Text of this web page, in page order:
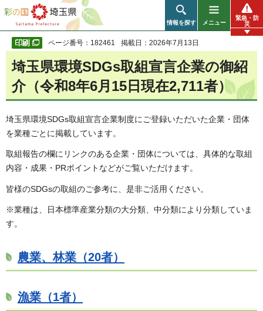
彩の国 埼玉県
情報を探す メニュー
緊急・防
災
ページ番号：182461 掲載日：2026年7月13日
埼玉県環境SDGs取組宣言企業の御紹
介（令和8年6月15日現在2,711者）
埼玉県環境SDGs取組宣言企業制度にご登録いただいた企業・団体
を業種ごとに掲載しています。
取組報告の欄にリンクのある企業・団体については、具体的な取組
内容・成果・PRポイントなどがご覧いただけます。
皆様のSDGsの取組のご参考に、是非ご活用ください。
※業種は、日本標準産業分類の大分類、中分類により分類していま
す。
農業、林業（20者）
漁業（1者）